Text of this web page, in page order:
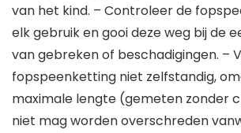
van het kind. – Controleer de
elk gebruik en gooi deze weg bij de
van gebreken of beschadigingen. –
fopspeenketting niet zelfstandig,
maximale lengte (gemeten zonder
niet mag worden overschreden